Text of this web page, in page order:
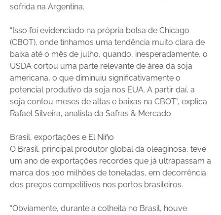
sofrida na Argentina.
“Isso foi evidenciado na própria bolsa de Chicago
(CBOT), onde tínhamos uma tendência muito clara de
baixa até o mês de julho, quando, inesperadamente, o
USDA cortou uma parte relevante de área da soja
americana, o que diminuiu significativamente o
potencial produtivo da soja nos EUA. A partir daí, a
soja contou meses de altas e baixas na CBOT”, explica
Rafael Silveira, analista da Safras & Mercado.
Brasil, exportações e El Niño
O Brasil, principal produtor global da oleaginosa, teve
um ano de exportações recordes que já ultrapassam a
marca dos 100 milhões de toneladas, em decorrência
dos preços competitivos nos portos brasileiros.
“Obviamente, durante a colheita no Brasil, houve